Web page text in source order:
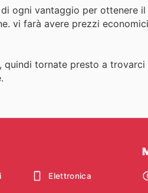
ogni vantaggio per ottenere
vi farà avere prezzi
tornate presto a
Elettronica